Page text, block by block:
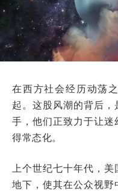
在西方社会经历动荡
起。这股风潮的背后
手，他们正致力于让
得常态化。
上个世纪七十年代，
地下，使其在公众视